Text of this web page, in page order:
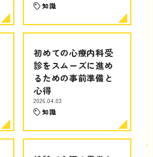
知識
初めての心療内科受
診をスムーズに進め
るための事前準備と
心得
2026.04.03
知識